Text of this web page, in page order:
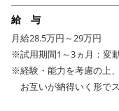
タリアで親しまれる炭焼
全て手打ちにこだわるな
木の温もりを感じるスタ
ンを提供。
------------------------------
給 与
月給28.5万円～29万円
※試用期間1～3ヵ月：変
※経験・能力を考慮の上
お互いが納得いく形で